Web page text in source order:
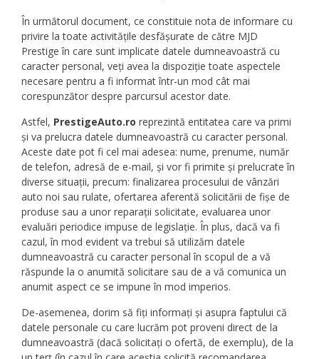
În următorul document, ce constituie nota de informare cu
privire la toate activitățile desfășurate de către MJD
Prestige în care sunt implicate datele dumneavoastră cu
caracter personal, veți avea la dispoziție toate aspectele
necesare pentru a fi informat într-un mod cât mai
corespunzător despre parcursul acestor date.
Astfel, PrestigeAuto.ro reprezintă entitatea care va primi
și va prelucra datele dumneavoastră cu caracter personal.
Aceste date pot fi cel mai adesea: nume, prenume, număr
de telefon, adresă de e-mail, și vor fi primite și prelucrate în
diverse situații, precum: finalizarea procesului de vânzări
auto noi sau rulate, ofertarea aferentă solicitării de fișe de
produse sau a unor reparații solicitate, evaluarea unor
evaluări periodice impuse de legislație. În plus, dacă va fi
cazul, în mod evident va trebui să utilizăm datele
dumneavoastră cu caracter personal în scopul de a vă
răspunde la o anumită solicitare sau de a vă comunica un
anumit aspect ce se impune în mod imperios.
De-asemenea, dorim să fiți informați și asupra faptului că
datele personale cu care lucrăm pot proveni direct de la
dumneavoastră (dacă solicitați o ofertă, de exemplu), de la